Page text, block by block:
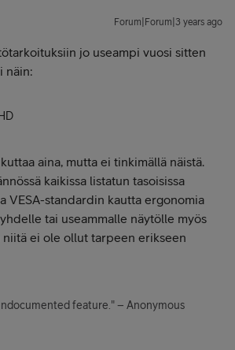
Forum|Forum|3 years ago
jo useampi vuosi sitten
näin:
aina, mutta ei tinkimällä näistä.
kaikissa listatun tasoisissa
VESA-standardin kautta ergonomia
tai useammalle näytölle myös
ei ole ollut tarpeen erikseen
feature." – Anonymous